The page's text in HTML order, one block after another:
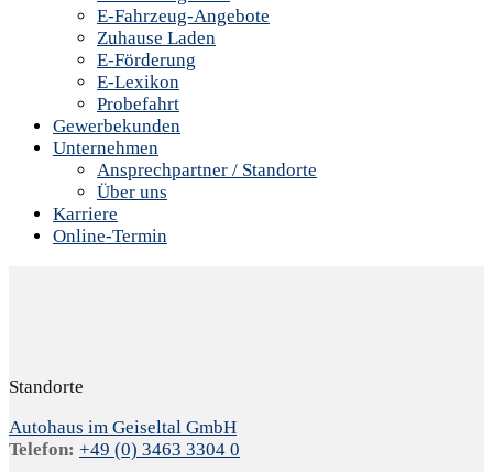
E-Fahrzeug-Angebote
Zuhause Laden
E-Förderung
E-Lexikon
Probefahrt
Gewerbekunden
Unternehmen
Ansprechpartner / Standorte
Über uns
Karriere
Online-Termin
Standorte
Autohaus im Geiseltal GmbH
Telefon: +49 (0) 3463 3304 0